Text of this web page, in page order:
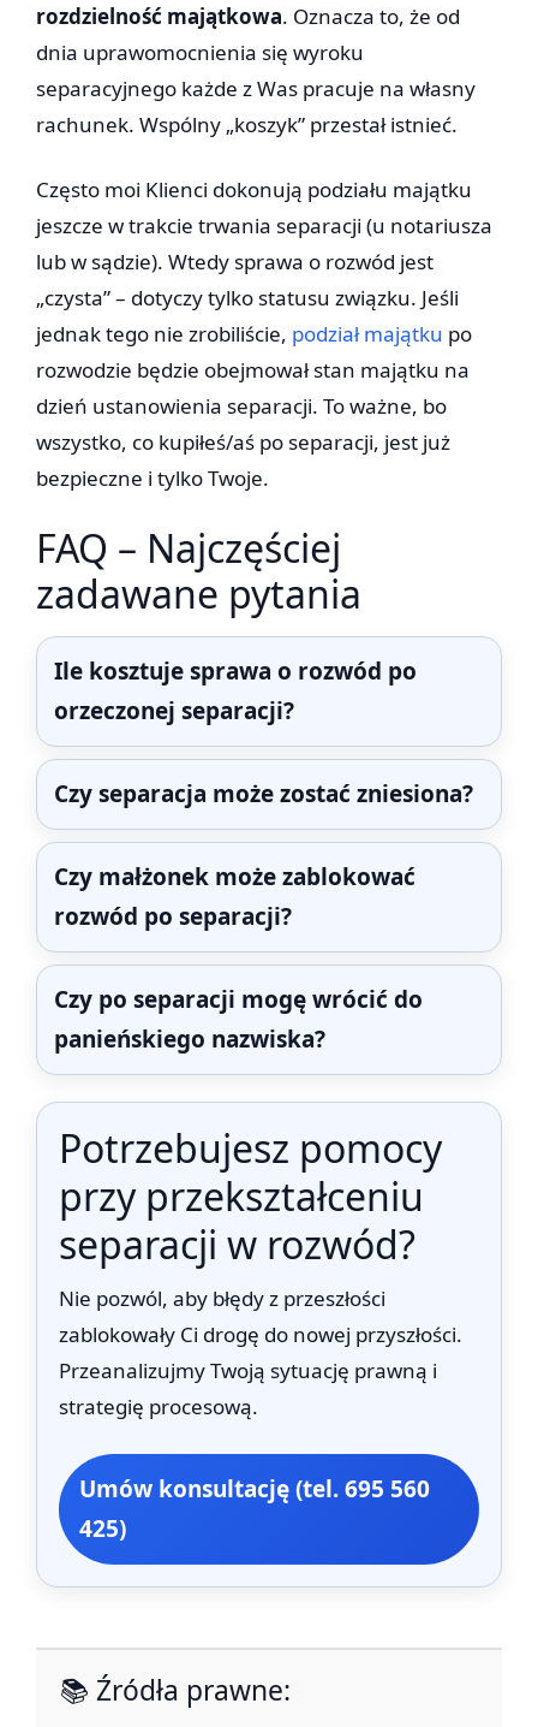
rozdzielność majątkowa. Oznacza to, że od
dnia uprawomocnienia się wyroku
separacyjnego każde z Was pracuje na własny
rachunek. Wspólny „koszyk” przestał istnieć.
Często moi Klienci dokonują podziału majątku
jeszcze w trakcie trwania separacji (u notariusza
lub w sądzie). Wtedy sprawa o rozwód jest
„czysta” – dotyczy tylko statusu związku. Jeśli
jednak tego nie zrobiliście, podział majątku po
rozwodzie będzie obejmował stan majątku na
dzień ustanowienia separacji. To ważne, bo
wszystko, co kupiłeś/aś po separacji, jest już
bezpieczne i tylko Twoje.
FAQ – Najczęściej
zadawane pytania
Ile kosztuje sprawa o rozwód po
orzeczonej separacji?
Czy separacja może zostać zniesiona?
Czy małżonek może zablokować
rozwód po separacji?
Czy po separacji mogę wrócić do
panieńskiego nazwiska?
Potrzebujesz pomocy
przy przekształceniu
separacji w rozwód?
Nie pozwól, aby błędy z przeszłości
zablokowały Ci drogę do nowej przyszłości.
Przeanalizujmy Twoją sytuację prawną i
strategię procesową.
Umów konsultację (tel. 695 560
425)
📚 Źródła prawne: